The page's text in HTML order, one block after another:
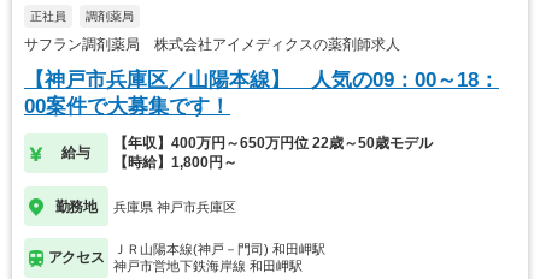
正社員 調剤薬局
サフラン調剤薬局 株式会社アイメディクスの薬剤師求人
【神戸市兵庫区／山陽本線】 人気の09：00～18：
00案件で大募集です！
給与
【年収】400万円～650万円位 22歳～50歳モデル
【時給】1,800円～
勤務地 兵庫県 神戸市兵庫区
アクセス
ＪＲ山陽本線(神戸－門司) 和田岬駅
神戸市営地下鉄海岸線 和田岬駅